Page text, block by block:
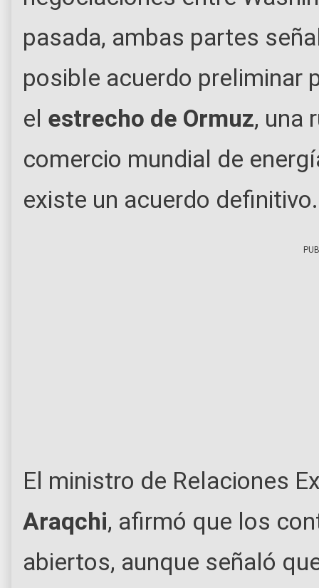
pasada, ambas partes
posible acuerdo preliminar
el estrecho de Ormuz, una
comercio mundial de
existe un acuerdo definitivo.
El ministro de Relaciones
Araqchi, afirmó que los
abiertos, aunque señaló